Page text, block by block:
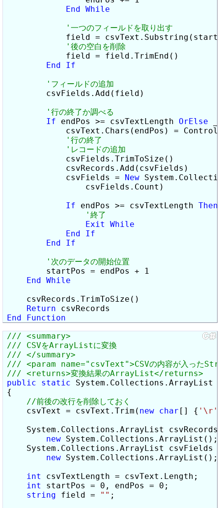
End While
field =
            field = field.TrimEnd()
End
If
        csvFields.Add(field)
If endPos >= csvTextLength OrElse
csvText.Chars(endPos) =
            csvFields.TrimToSize()
            csvRecords.Add(csvFields)
            csvFields =
New
                csvFields.Count)
If endPos >= csvTextLength Then
Exit
While
End
If
End
If
        startPos = endPos + 1
End While
    csvRecords.TrimToSize()
Return
End
Function
public
static System.Collections.ArrayList
{
    csvText = csvText.Trim(
new char [] { '\r'
System.Collections.ArrayList csvRecords
new System.Collections.ArrayList();
System.Collections.ArrayList csvFields
new System.Collections.ArrayList();
int
csvTextLength = csvText.Length;
int
startPos = 0, endPos = 0;
string field = "" ;